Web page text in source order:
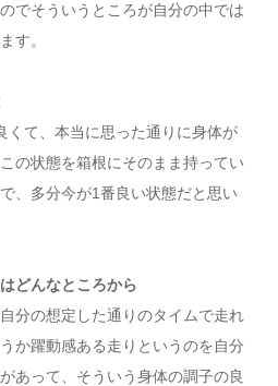
でそういうところが自分の中では
す。
くて、本当に思った通りに身体が
の状態を箱根にそのまま持ってい
、多分今が1番良い状態だと思い
どんなところから
分の想定した通りのタイムで走れ
か躍動感ある走りというのを自分
あって、そういう身体の調子の良